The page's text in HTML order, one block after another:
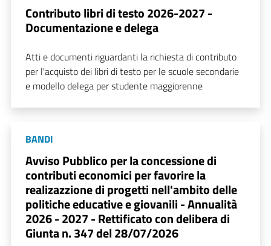
Contributo libri di testo 2026-2027 -
Documentazione e delega
Atti e documenti riguardanti la richiesta di contributo
per l'acquisto dei libri di testo per le scuole secondarie
e modello delega per studente maggiorenne
BANDI
Avviso Pubblico per la concessione di
contributi economici per favorire la
realizazzione di progetti nell'ambito delle
politiche educative e giovanili - Annualità
2026 - 2027 - Rettificato con delibera di
Giunta n. 347 del 28/07/2026